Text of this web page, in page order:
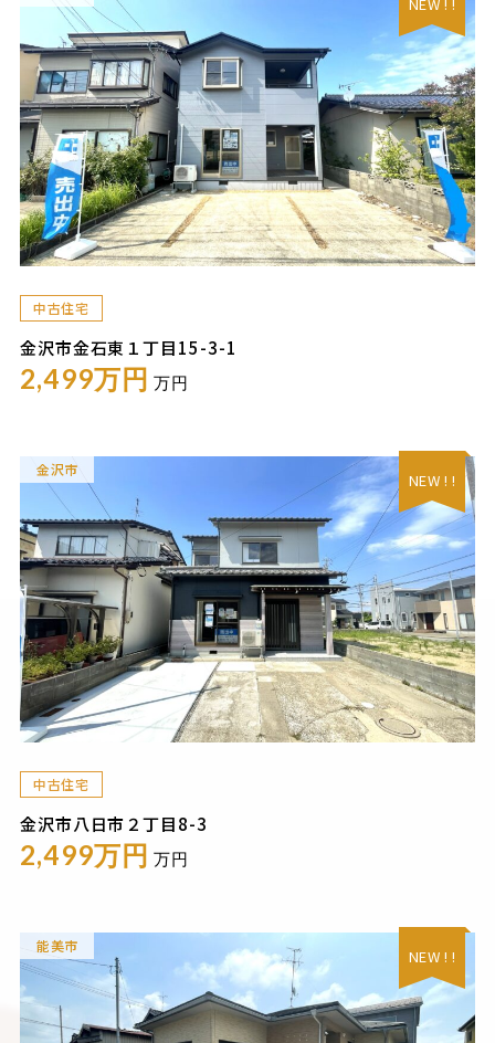
中古住宅
金沢市金石東１丁目15-3-1
2,499万円 万円
金沢市
NEW ! !
中古住宅
金沢市八日市２丁目8-3
2,499万円 万円
能美市
NEW ! !